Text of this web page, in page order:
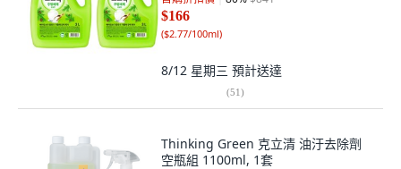
$166
($2.77/100ml)
8/12 星期三 預計送達
(51)
Thinking Green 克立清 油汙去除劑
空瓶組 1100ml, 1套